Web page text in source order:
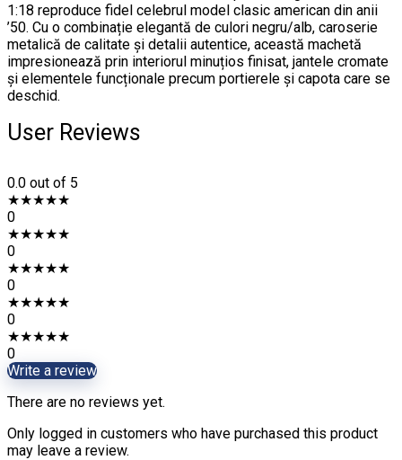
1:18 reproduce fidel celebrul model clasic american din anii
’50. Cu o combinație elegantă de culori negru/alb, caroserie
metalică de calitate și detalii autentice, această machetă
impresionează prin interiorul minuțios finisat, jantele cromate
și elementele funcționale precum portierele și capota care se
deschid.
User Reviews
0.0 out of 5
★★★★★
0
★★★★★
0
★★★★★
0
★★★★★
0
★★★★★
0
Write a review
There are no reviews yet.
Only logged in customers who have purchased this product
may leave a review.